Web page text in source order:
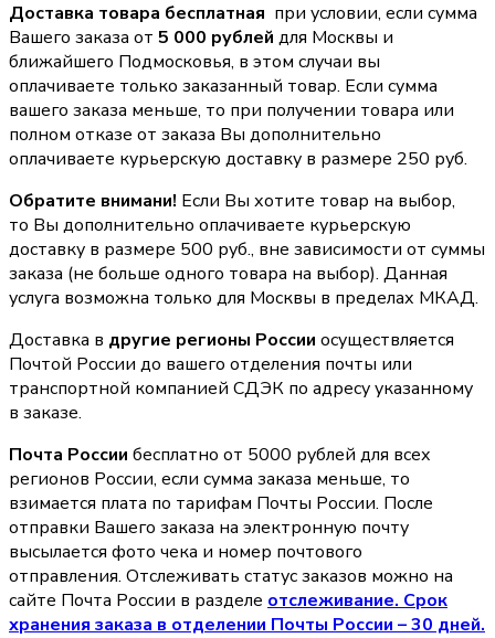
Доставка товара бесплатная при условии, если сумма
Вашего заказа от 5 000 рублей для Москвы и
ближайшего Подмосковья, в этом случаи вы
оплачиваете только заказанный товар. Если сумма
вашего заказа меньше, то при получении товара или
полном отказе от заказа Вы дополнительно
оплачиваете курьерскую доставку в размере 250 руб.
Обратите внимани! Если Вы хотите товар на выбор,
то Вы дополнительно оплачиваете курьерскую
доставку в размере 500 руб., вне зависимости от суммы
заказа (не больше одного товара на выбор). Данная
услуга возможна только для Москвы в пределах МКАД.
Доставка в другие регионы России осуществляется
Почтой России до вашего отделения почты или
транспортной компанией СДЭК по адресу указанному
в заказе.
Почта России бесплатно от 5000 рублей для всех
регионов России, если сумма заказа меньше, то
взимается плата по тарифам Почты России. После
отправки Вашего заказа на электронную почту
высылается фото чека и номер почтового
отправления. Отслеживать статус заказов можно на
сайте Почта России в разделе oтслеживание. Срок
хранения заказа в отделении Почты России – 30 дней.